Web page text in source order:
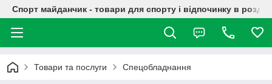
Спорт майданчик - товари для спорту і відпочинку в
Товари та послуги Спецобладнання